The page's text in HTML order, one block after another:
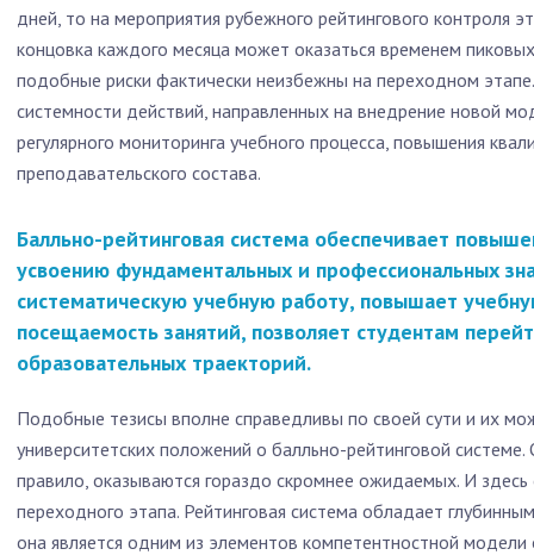
дней, то на мероприятия рубежного рейтингового контроля
концовка каждого месяца может оказаться временем
подобные риски фактически неизбежны на переходном
системности действий, направленных на внедрение новой
регулярного мониторинга учебного процесса, повышения
преподавательского состава.
Балльно-рейтинговая система обеспечивает
усвоению фундаментальных и профессиональных
систематическую учебную работу, повышает
посещаемость занятий, позволяет студентам
образовательных траекторий.
Подобные тезисы вполне справедливы по своей сути и их
университетских положений о балльно-рейтинговой системе.
правило, оказываются гораздо скромнее ожидаемых. И здесь
переходного этапа. Рейтинговая система обладает
она является одним из элементов компетентностной модели